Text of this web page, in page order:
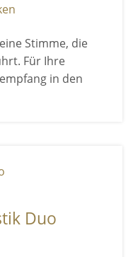
Stimme, die
Für Ihre
in den
Duo